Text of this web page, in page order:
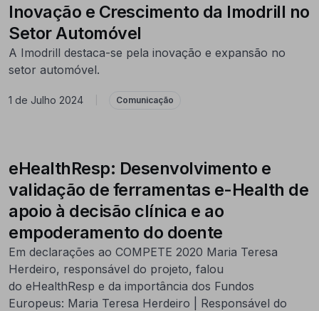
Inovação e Crescimento da Imodrill no
Setor Automóvel
A Imodrill destaca-se pela inovação e expansão no
setor automóvel.
1 de Julho 2024 Comunicação
eHealthResp: Desenvolvimento e
validação de ferramentas e-Health de
apoio à decisão clínica e ao
empoderamento do doente
Em declarações ao COMPETE 2020 Maria Teresa
Herdeiro, responsável do projeto, falou
do eHealthResp e da importância dos Fundos
Europeus: Maria Teresa Herdeiro | Responsável do